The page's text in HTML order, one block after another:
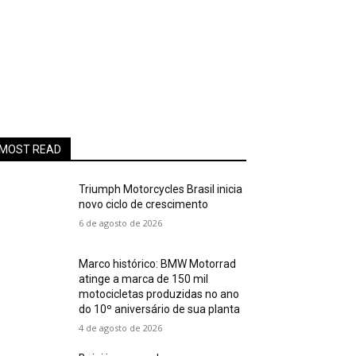
MOST READ
Triumph Motorcycles Brasil inicia
novo ciclo de crescimento
6 de agosto de 2026
Marco histórico: BMW Motorrad
atinge a marca de 150 mil
motocicletas produzidas no ano
do 10º aniversário de sua planta
4 de agosto de 2026